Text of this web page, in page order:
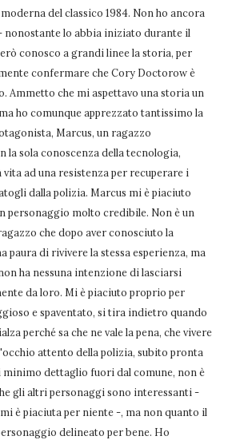
del classico 1984. Non ho ancora
lo abbia iniziato durante il
conosco a grandi linee la storia, per
confermare che Cory Doctorow è
Ammetto che mi aspettavo una storia un
ho comunque apprezzato tantissimo la
Marcus, un ragazzo
la sola conoscenza della tecnologia,
ad una resistenza per recuperare i
dalla polizia. Marcus mi è piaciuto
personaggio molto credibile. Non è un
che dopo aver conosciuto la
paura di rivivere la stessa esperienza, ma
ha nessuna intenzione di lasciarsi
da loro. Mi è piaciuto proprio per
e spaventato, si tira indietro quando
perché sa che ne vale la pena, che vivere
attento della polizia, subito pronta
dettaglio fuori dal comune, non è
gli altri personaggi sono interessanti -
è piaciuta per niente -, ma non quanto il
delineato per bene. Ho